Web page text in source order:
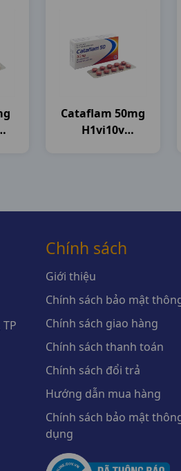
Cataflam 50mg
H1vi10v
Chính sách
Giới thiệu
Chính sách bảo mật
Chính sách giao hàng
Chính sách thanh toán
Chính sách đổi trả
Hướng dẫn mua hàng
Chính sách bảo mật
dụng